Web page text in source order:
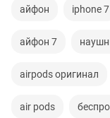
айфон iphone 7
айфон 7
airpods оригинал
air pods